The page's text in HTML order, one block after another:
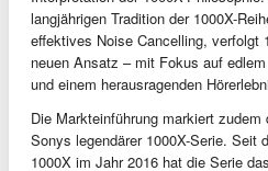
langjährigen Tradition der 1000X-
effektives Noise Cancelling, verfolgt
neuen Ansatz – mit Fokus auf
und einem herausragenden
Die Markteinführung markiert
Sonys legendärer 1000X-Serie. Seit
1000X im Jahr 2016 hat die Serie